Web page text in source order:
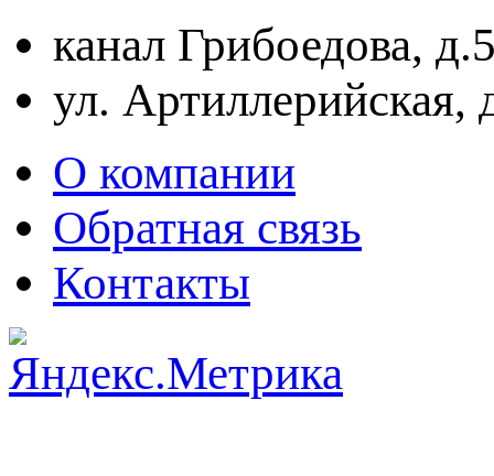
канал Грибоедова,
ул. Артиллерийская,
О компании
Обратная связь
Контакты